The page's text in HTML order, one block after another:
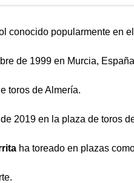
conocido popularmente en
de 1999 en Murcia,
toros de Almería.
2019 en la plaza de toros
ha toreado en plazas